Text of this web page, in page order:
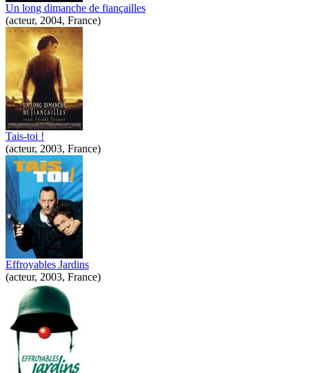
Un long dimanche de fiançailles
(acteur, 2004, France)
Tais-toi !
(acteur, 2003, France)
Effroyables Jardins
(acteur, 2003, France)